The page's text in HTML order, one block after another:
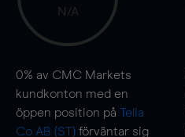
N/A
0% av CMC Markets
kundkonton med en
öppen position på Telia
Co AB (ST) förväntar sig